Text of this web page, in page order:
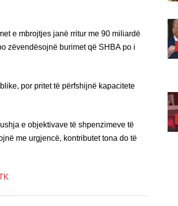
e mbrojtjes janë rritur me 90 miliardë
zëvendësojnë burimet që SHBA po i
por pritet të përfshijnë kapacitete
e objektivave të shpenzimeve të
me urgjencë, kontributet tona do të